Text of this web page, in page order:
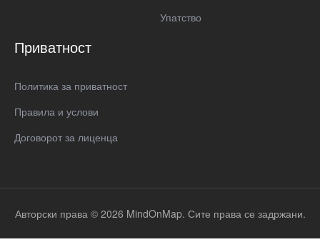
Упатство
Приватност
Политика за приватност
Правила и услови
Договорот за лиценца
Авторски права © 2026 MindOnMap. Сите права се задржани.